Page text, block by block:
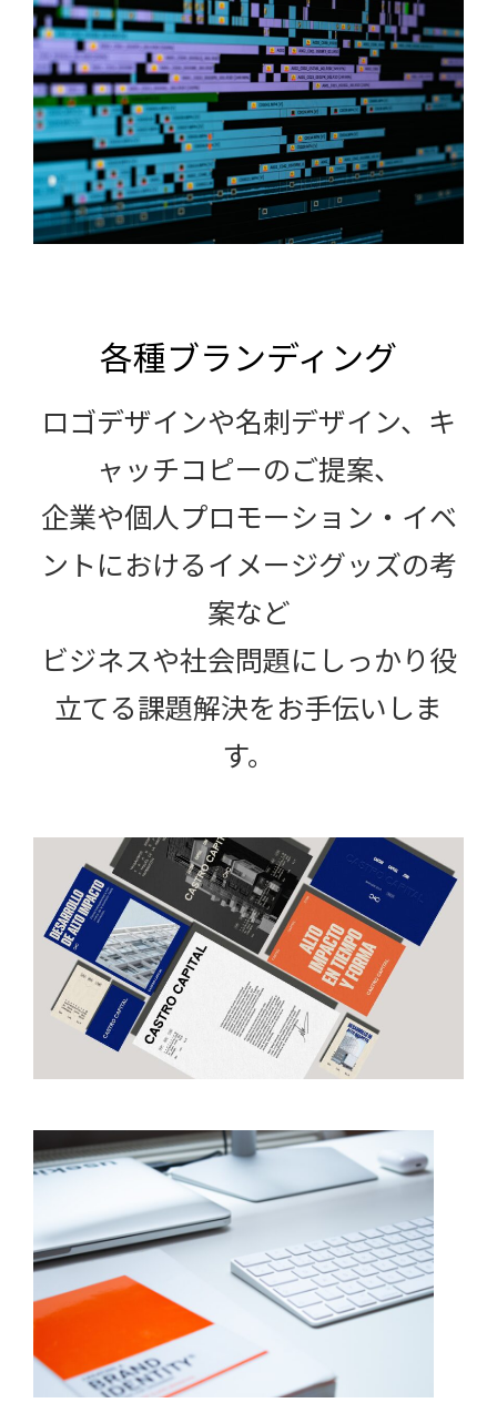
各種ブランディング
ロゴデザインや名刺デザイン、キ
ャッチコピーのご提案、
企業や個人プロモーション・イベ
ントにおけるイメージグッズの考
案など
ビジネスや社会問題にしっかり役
立てる課題解決をお手伝いしま
す。